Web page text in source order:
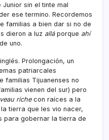
sin el tinte mal
ese termino. Recordemos
familias a bien dar si no de
dieron a luz alláporque ahí­
uno.
Prolongación, un
patriarcales
familias Tijuanenses no
vienen del sur) pero
richecon raí­ces a la
tierra que les vio nacer,
para gobernar la tierra de